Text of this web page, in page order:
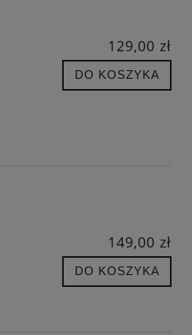
129,00 zł
DO KOSZYKA
149,00 zł
DO KOSZYKA